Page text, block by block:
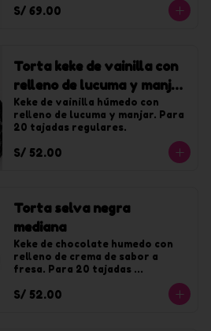
S/ 69.00
Torta keke de vainilla con
relleno de lucuma y manjar
mediana
Keke de vainilla húmedo con
relleno de lucuma y manjar. Para
20 tajadas regulares.
S/ 52.00
Torta selva negra
mediana
Keke de chocolate humedo con
relleno de crema de sabor a
fresa. Para 20 tajadas
S/ 52.00